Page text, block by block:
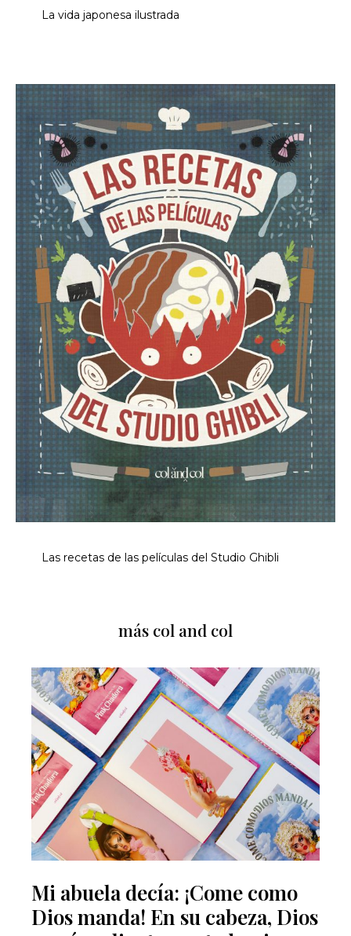
La vida japonesa ilustrada
Las recetas de las películas del Studio Ghibli
más col and col
Mi abuela decía: ¡Come como
Dios manda! En su cabeza, Dios